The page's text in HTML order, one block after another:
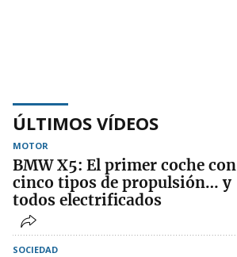
ÚLTIMOS VÍDEOS
MOTOR
BMW X5: El primer coche con
cinco tipos de propulsión… y
todos electrificados
SOCIEDAD